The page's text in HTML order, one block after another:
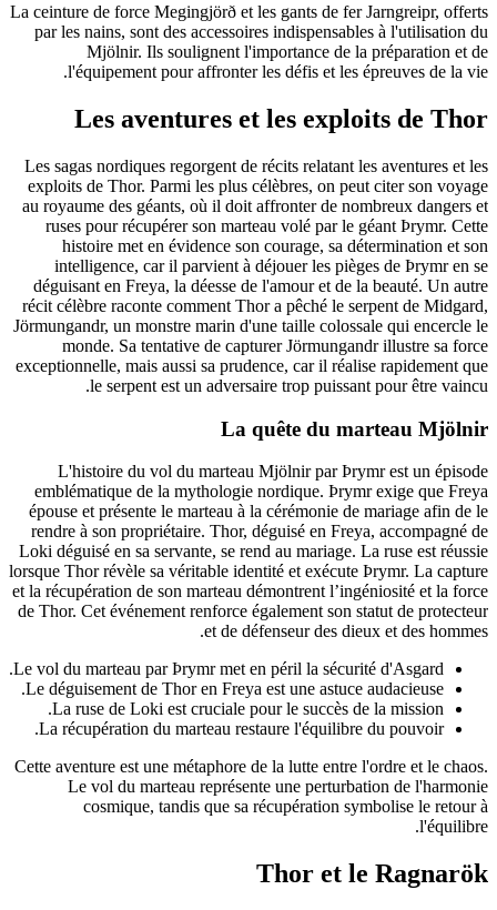
La ceinture de force Megingjörð et les gants de fer Jarngreipr, offerts
par les nains, sont des accessoires indispensables à l'utilisation du
Mjölnir. Ils soulignent l'importance de la préparation et de
l'équipement pour affronter les défis et les épreuves de la vie.
Les aventures et les exploits de Thor
Les sagas nordiques regorgent de récits relatant les aventures et les
exploits de Thor. Parmi les plus célèbres, on peut citer son voyage
au royaume des géants, où il doit affronter de nombreux dangers et
ruses pour récupérer son marteau volé par le géant Þrymr. Cette
histoire met en évidence son courage, sa détermination et son
intelligence, car il parvient à déjouer les pièges de Þrymr en se
déguisant en Freya, la déesse de l'amour et de la beauté. Un autre
récit célèbre raconte comment Thor a pêché le serpent de Midgard,
Jörmungandr, un monstre marin d'une taille colossale qui encercle le
monde. Sa tentative de capturer Jörmungandr illustre sa force
exceptionnelle, mais aussi sa prudence, car il réalise rapidement que
le serpent est un adversaire trop puissant pour être vaincu.
La quête du marteau Mjölnir
L'histoire du vol du marteau Mjölnir par Þrymr est un épisode
emblématique de la mythologie nordique. Þrymr exige que Freya
épouse et présente le marteau à la cérémonie de mariage afin de le
rendre à son propriétaire. Thor, déguisé en Freya, accompagné de
Loki déguisé en sa servante, se rend au mariage. La ruse est réussie
lorsque Thor révèle sa véritable identité et exécute Þrymr. La capture
et la récupération de son marteau démontrent l’ingéniosité et la force
de Thor. Cet événement renforce également son statut de protecteur
et de défenseur des dieux et des hommes.
Le vol du marteau par Þrymr met en péril la sécurité d'Asgard.
Le déguisement de Thor en Freya est une astuce audacieuse.
La ruse de Loki est cruciale pour le succès de la mission.
La récupération du marteau restaure l'équilibre du pouvoir.
Cette aventure est une métaphore de la lutte entre l'ordre et le chaos.
Le vol du marteau représente une perturbation de l'harmonie
cosmique, tandis que sa récupération symbolise le retour à
l'équilibre.
Thor et le Ragnarök